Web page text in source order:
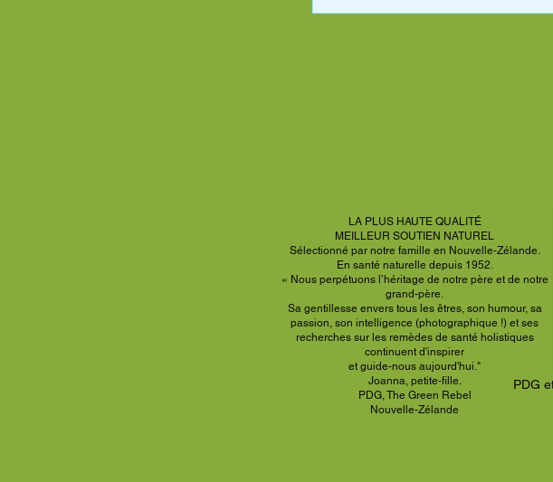
LA PLUS HAUTE QUALITÉ
MEILLEUR SOUTIEN NATUREL
Sélectionné par notre famille en Nouvelle-Zélande.
En santé naturelle depuis 1952.
« Nous perpétuons l’héritage de notre père et de notre
grand-père.
Sa gentillesse envers tous les êtres, son humour, sa
passion, son intelligence (photographique !) et ses
recherches sur les remèdes de santé holistiques
continuent d'inspirer
et guide-nous aujourd'hui."
Joanna, petite-fille.
PDG, The Green Rebel
Nouvelle-Zélande
PDG